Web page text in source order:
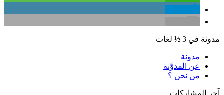
مدونة في 3 ½ لغات
مدونة
عن المدوَّنة
من نحن ؟
آخر المشاركات